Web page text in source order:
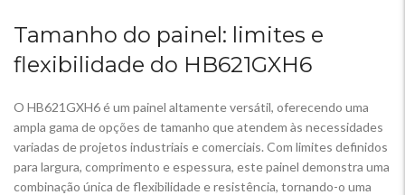
Tamanho do painel: limites e
flexibilidade do HB621GXH6
O HB621GXH6 é um painel altamente versátil, oferecendo uma
ampla gama de opções de tamanho que atendem às necessidades
variadas de projetos industriais e comerciais. Com limites definidos
para largura, comprimento e espessura, este painel demonstra uma
combinação única de flexibilidade e resistência, tornando-o uma